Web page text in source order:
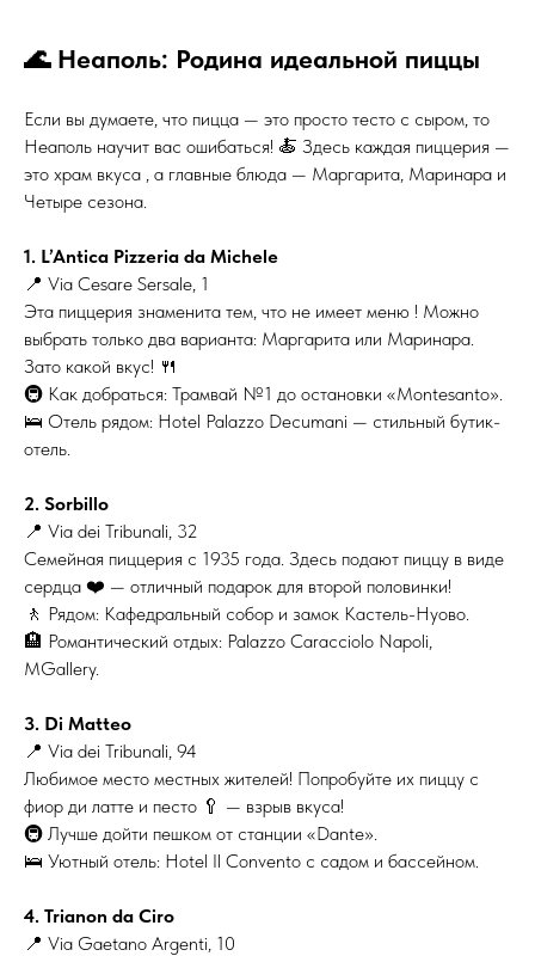
🌊 Неаполь: Родина идеальной пиццы
Если вы думаете, что пицца — это просто тесто с сыром, то
Неаполь научит вас ошибаться! 🍝 Здесь каждая пиццерия —
это храм вкуса , а главные блюда — Маргарита, Маринара и
Четыре сезона.
1. L’Antica Pizzeria da Michele
📍 Via Cesare Sersale, 1
Эта пиццерия знаменита тем, что не имеет меню ! Можно
выбрать только два варианта: Маргарита или Маринара.
Зато какой вкус! 🍴
🚇 Как добраться: Трамвай №1 до остановки «Montesanto».
🛌 Отель рядом: Hotel Palazzo Decumani — стильный бутик-
отель.
2. Sorbillo
📍 Via dei Tribunali, 32
Семейная пиццерия с 1935 года. Здесь подают пиццу в виде
сердца ❤️ — отличный подарок для второй половинки!
🚶 Рядом: Кафедральный собор и замок Кастель-Нуово.
🏨 Романтический отдых: Palazzo Caracciolo Napoli,
MGallery.
3. Di Matteo
📍 Via dei Tribunali, 94
Любимое место местных жителей! Попробуйте их пиццу с
фиор ди латте и песто 🥄 — взрыв вкуса!
🚇 Лучше дойти пешком от станции «Dante».
🛌 Уютный отель: Hotel Il Convento с садом и бассейном.
4. Trianon da Ciro
📍 Via Gaetano Argenti, 10